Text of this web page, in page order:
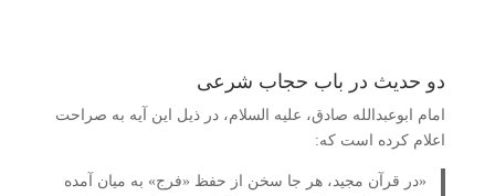
دو حدیث در باب حجاب شرعی
امام ابوعبدالله صادق، علیه السلام، در ذیل این آیه به صراحت
اعلام کرده است که:
«در قرآن مجید، هر جا سخن از حفظ «فرج» به میان آمده